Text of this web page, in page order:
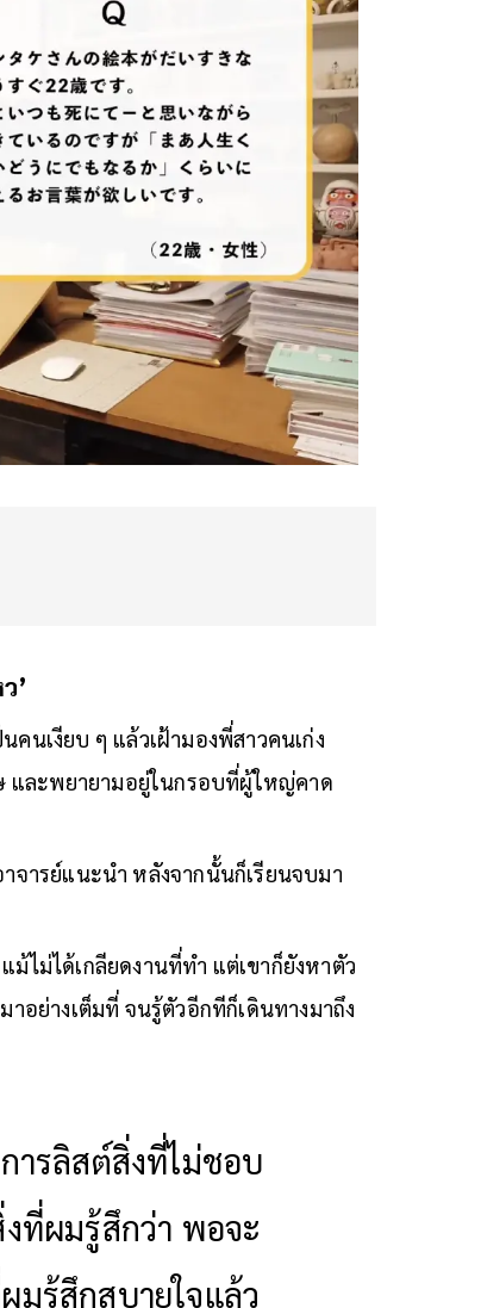
’
คนเงียบ ๆ แล้วเฝ้ามองพี่สาวคนเก่ง
และพยายามอยู่ในกรอบที่ผู้ใหญ่คาด
จารย์แนะนำ หลังจากนั้นก็เรียนจบมา
ไม่ได้เกลียดงานที่ทำ แต่เขาก็ยังหาตัว
อย่างเต็มที่ จนรู้ตัวอีกทีก็เดินทางมาถึง
ารลิสต์สิ่งที่ไม่ชอบ
ที่ผมรู้สึกว่า พอจะ
รู้สึกสบายใจแล้ว